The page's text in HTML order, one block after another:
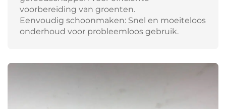
voorbereiding van groenten.
Eenvoudig schoonmaken: Snel en moeiteloos
onderhoud voor probleemloos gebruik.